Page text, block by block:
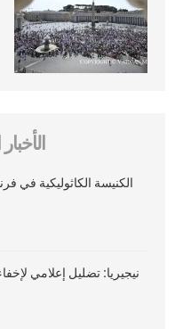
الكنيسة الكاثوليكية في
نيجيريا: تضليل إعلامي